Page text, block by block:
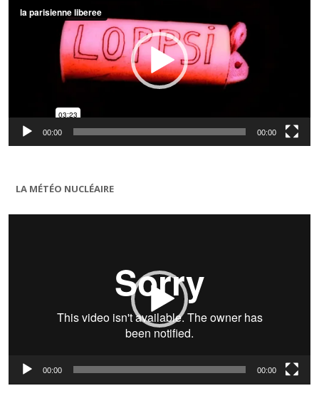
00:00 00:00
LA MÉTÉO NUCLÉAIRE
Lecteur
00:00 00:00